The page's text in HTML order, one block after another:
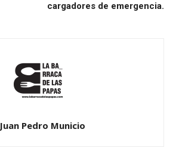
cargadores de emergencia.
Juan Pedro Municio